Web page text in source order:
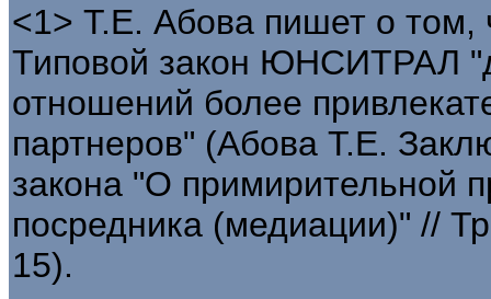
<1> Т.Е. Абова пишет о том,
Типовой закон ЮНСИТРАЛ
отношений более
партнеров" (Абова Т.Е.
закона "О примирительной
посредника (медиации)" //
15).